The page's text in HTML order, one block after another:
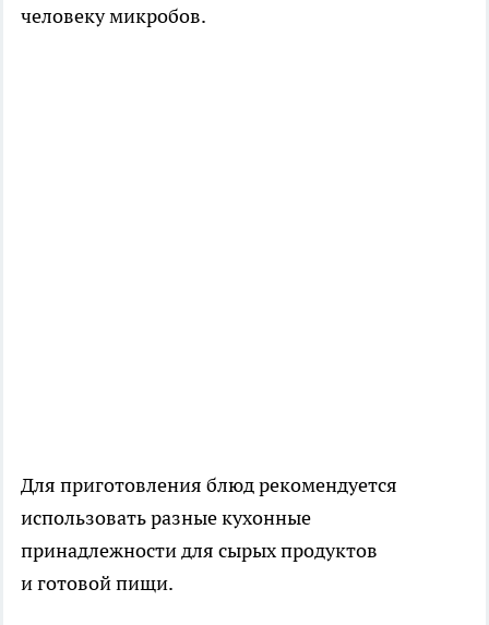
человеку микробов.
Для приготовления блюд рекомендуется
использовать разные кухонные
принадлежности для сырых продуктов
и готовой пищи.